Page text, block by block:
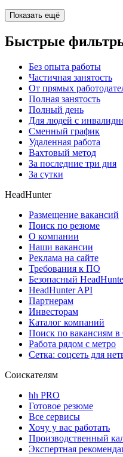
Показать ещё
Быстрые
Без опыта работы
Частичная занятость
От прямых
Полная занятость
Полный день
Для людей с
Сменный график
Удаленная работа
Вахтовый метод
За последние три дня
За сутки
HeadHunter
Размещение вакансий
Поиск по резюме
О компании
Наши вакансии
Реклама на сайте
Требования к ПО
Безопасный
HeadHunter API
Партнерам
Инвесторам
Каталог компаний
Поиск по вакансиям в
Работа рядом с метро
Сетка: соцсеть для
Соискателям
hh PRO
Готовое резюме
Все сервисы
Хочу у вас работать
Производственный
Экспертная